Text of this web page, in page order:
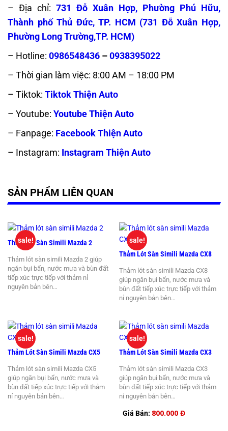
– Địa chỉ: 731 Đỗ Xuân Hợp, Phường Phú Hữu,
Thành phố Thủ Đức, TP. HCM (731 Đỗ Xuân Hợp,
Phường Long Trường,TP. HCM)
– Hotline: 0986548436 –0938395022
– Thời gian làm việc: 8:00 AM – 18:00 PM
– Tiktok: Tiktok Thiện Auto
– Youtube: Youtube Thiện Auto
– Fanpage: Facebook Thiện Auto
– Instagram: Instagram Thiện Auto
SẢN PHẨM LIÊN QUAN
Thảm Lót Sàn Simili Mazda 2
Thảm lót sàn simili Mazda 2 giúp
ngăn bụi bẩn, nước mưa và bùn đất
tiếp xúc trực tiếp với thảm nỉ
nguyên bản bên…
sale!
Thảm Lót Sàn Simili Mazda CX8
Thảm lót sàn simili Mazda CX8
giúp ngăn bụi bẩn, nước mưa và
bùn đất tiếp xúc trực tiếp với thảm
nỉ nguyên bản bên…
sale!
Thảm Lót Sàn Simili Mazda CX5
Thảm lót sàn simili Mazda CX5
giúp ngăn bụi bẩn, nước mưa và
bùn đất tiếp xúc trực tiếp với thảm
nỉ nguyên bản bên…
sale!
Thảm Lót Sàn Simili Mazda CX3
Thảm lót sàn simili Mazda CX3
giúp ngăn bụi bẩn, nước mưa và
bùn đất tiếp xúc trực tiếp với thảm
nỉ nguyên bản bên…
Giá Bán: 800.000 Đ
sale!